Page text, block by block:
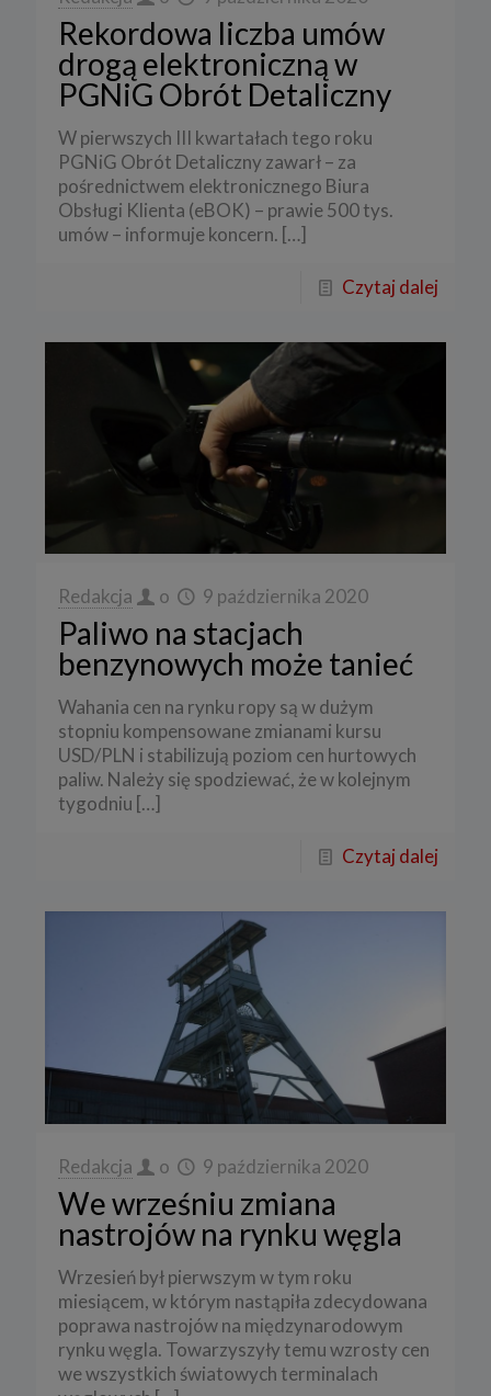
Rekordowa liczba umów
drogą elektroniczną w
PGNiG Obrót Detaliczny
W pierwszych III kwartałach tego roku
PGNiG Obrót Detaliczny zawarł – za
pośrednictwem elektronicznego Biura
Obsługi Klienta (eBOK) – prawie 500 tys.
umów – informuje koncern. […]
Czytaj dalej
Redakcja o 9 października 2020
Paliwo na stacjach
benzynowych może tanieć
Wahania cen na rynku ropy są w dużym
stopniu kompensowane zmianami kursu
USD/PLN i stabilizują poziom cen hurtowych
paliw. Należy się spodziewać, że w kolejnym
tygodniu […]
Czytaj dalej
Redakcja o 9 października 2020
We wrześniu zmiana
nastrojów na rynku węgla
Wrzesień był pierwszym w tym roku
miesiącem, w którym nastąpiła zdecydowana
poprawa nastrojów na międzynarodowym
rynku węgla. Towarzyszyły temu wzrosty cen
we wszystkich światowych terminalach